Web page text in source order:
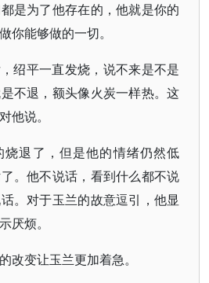
是为了他存在的，他就是你的
你能够做的一切。
绍平一直发烧，说不来是不是
不退，额头像火炭一样热。这
他说。
烧退了，但是他的情绪仍然低
。他不说话，看到什么都不说
。对于玉兰的故意逗引，他显
厌烦。
改变让玉兰更加着急。